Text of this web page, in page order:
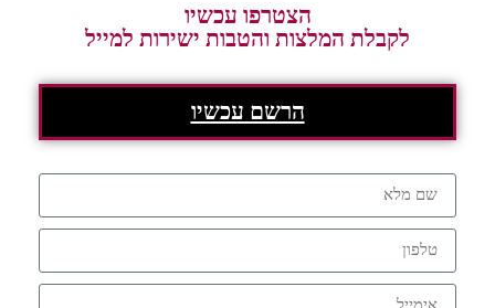
הצטרפו עכשיו
לקבלת המלצות והטבות ישירות למייל
הרשם עכשיו